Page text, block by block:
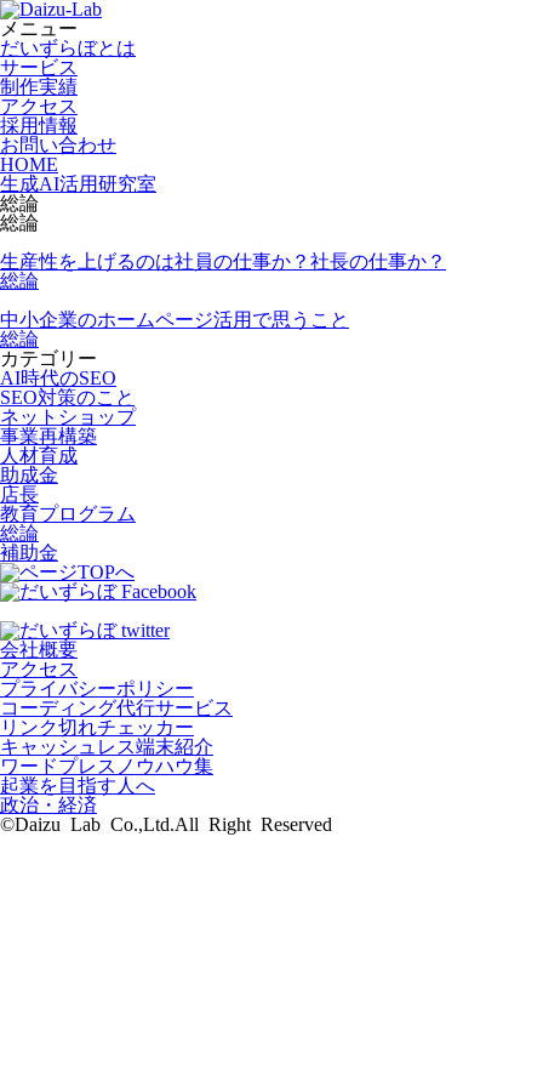
メニュー
だいずらぼとは
サービス
制作実績
アクセス
採用情報
お問い合わせ
HOME
生成AI活用研究室
総論
総論
生産性を上げるのは社員の仕事か？社長の仕事か？
総論
中小企業のホームページ活用で思うこと
総論
カテゴリー
AI時代のSEO
SEO対策のこと
ネットショップ
事業再構築
人材育成
助成金
店長
教育プログラム
総論
補助金
会社概要
アクセス
プライバシーポリシー
コーディング代行サービス
リンク切れチェッカー
キャッシュレス端末紹介
ワードプレスノウハウ集
起業を目指す人へ
政治・経済
©Daizu Lab Co.,Ltd.All Right Reserved